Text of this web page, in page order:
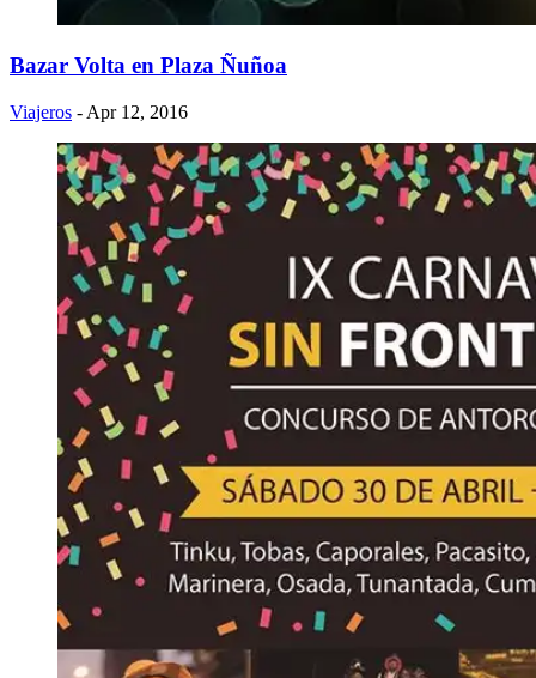
Bazar Volta en Plaza Ñuñoa
Viajeros - Apr 12, 2016